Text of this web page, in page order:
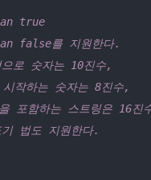
true
false를 지원한다.
로 숫자는 10진수,
작하는 숫자는 8진수,
포함하는 스트링은 16진
법도 지원한다.